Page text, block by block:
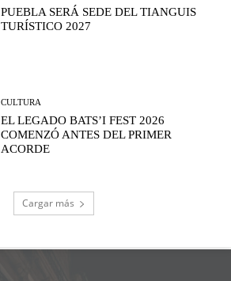
PUEBLA SERÁ SEDE DEL TIANGUIS
TURÍSTICO 2027
CULTURA
EL LEGADO BATS’I FEST 2026
COMENZÓ ANTES DEL PRIMER
ACORDE
Cargar más